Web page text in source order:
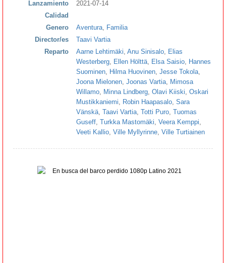
Lanzamiento
2021-07-14
Calidad
Genero
Aventura
Familia
Director/es
Taavi Vartia
Reparto
Aarne Lehtimäki Anu Sinisalo
Elias
Westerberg
Ellen Hölttä Elsa Saisio
Hannes
Suominen
Hilma Huovinen Jesse Tokola
Joona Mielonen Joonas Vartia
Mimosa
Willamo
Minna Lindberg Olavi Kiiski Oskari
Mustikkaniemi
Robin Haapasalo Sara
Vänskä Taavi Vartia Totti Puro Tuomas
Guseff Turkka Mastomäki Veera Kemppi
Veeti Kallio Ville Myllyrinne Ville Turtiainen